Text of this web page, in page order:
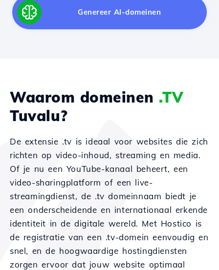
Genereer AI-domeinen
Waarom domeinen .TV
Tuvalu?
De extensie .tv is ideaal voor websites die zich
richten op video-inhoud, streaming en media.
Of je nu een YouTube-kanaal beheert, een
video-sharingplatform of een live-
streamingdienst, de .tv domeinnaam biedt je
een onderscheidende en internationaal erkende
identiteit in de digitale wereld. Met Hostico is
de registratie van een .tv-domein eenvoudig en
snel, en de hoogwaardige hostingdiensten
zorgen ervoor dat jouw website optimaal